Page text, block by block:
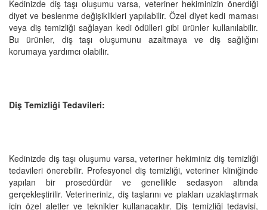
Kedinizde diş taşı oluşumu varsa, veteriner hekiminizin önerdiği
diyet ve beslenme değişiklikleri yapılabilir. Özel diyet kedi maması
veya diş temizliği sağlayan kedi ödülleri gibi ürünler kullanılabilir.
Bu ürünler, diş taşı oluşumunu azaltmaya ve diş sağlığını
korumaya yardımcı olabilir.
Diş Temizliği Tedavileri:
Kedinizde diş taşı oluşumu varsa, veteriner hekiminiz diş temizliği
tedavileri önerebilir. Profesyonel diş temizliği, veteriner kliniğinde
yapılan bir prosedürdür ve genellikle sedasyon altında
gerçekleştirilir. Veterineriniz, diş taşlarını ve plakları uzaklaştırmak
için özel aletler ve teknikler kullanacaktır. Diş temizliği tedavisi,